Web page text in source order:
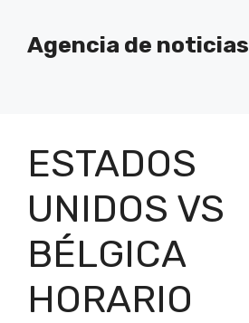
contenido
Agencia de noticias
ESTADOS
UNIDOS VS
BÉLGICA
HORARIO